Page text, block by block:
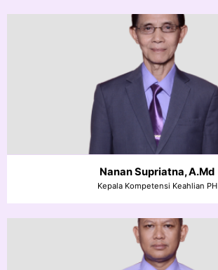
Nanan Supriatna, A.Md
Kepala Kompetensi Keahlian PH